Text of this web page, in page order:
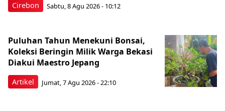
Cirebon Sabtu, 8 Agu 2026 - 10:12
Artikel
Puluhan Tahun Menekuni Bonsai,
Koleksi Beringin Milik Warga Bekasi
Diakui Maestro Jepang
Jumat, 7 Agu 2026 - 22:10